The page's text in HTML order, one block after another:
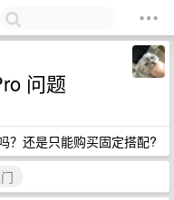
问题
？还是只能购买固定搭配?